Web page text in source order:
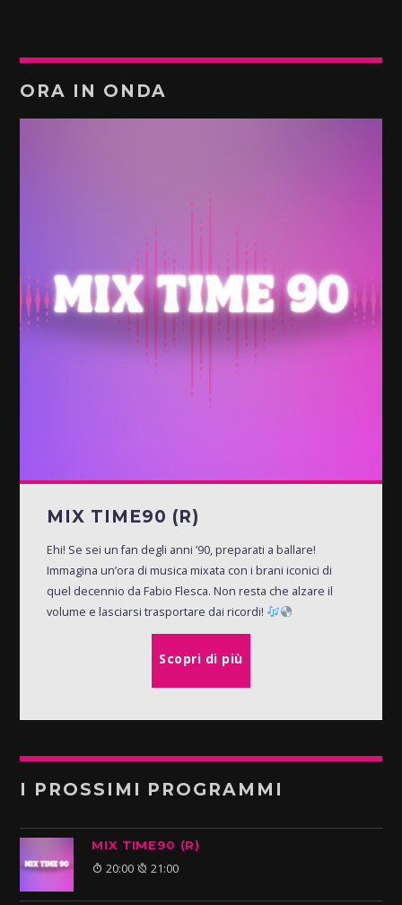
ORA IN ONDA
MIX TIME90 (R)
Ehi! Se sei un fan degli anni ’90, preparati a ballare!
Immagina un’ora di musica mixata con i brani iconici di
quel decennio da Fabio Flesca. Non resta che alzare il
volume e lasciarsi trasportare dai ricordi!
Scopri di più
I PROSSIMI PROGRAMMI
MIX TIME90 (R)
20:00 21:00